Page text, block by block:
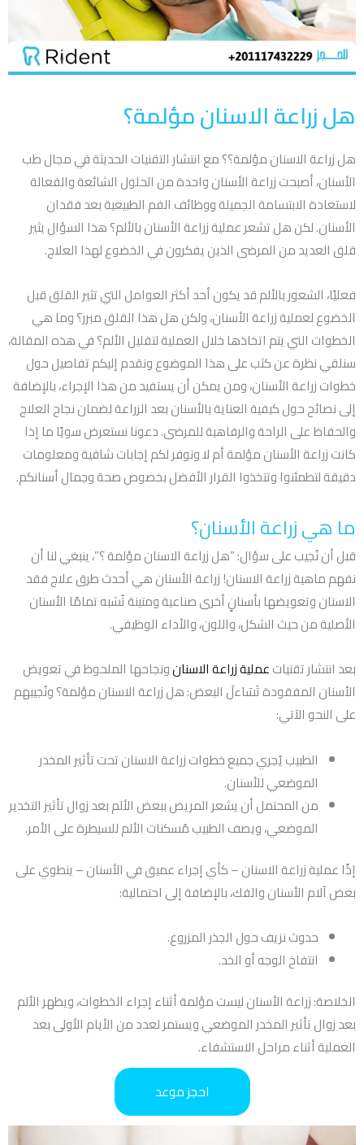
هل زراعة الاسنان مؤلمة؟
هل زراعة الاسنان مؤلمة؟؟ مع انتشار التقنيات الحديثة في مجال طب
الأسنان، أصبحت زراعة الأسنان واحدة من الحلول الشائعة والفعالة
لاستعادة الابتسامة الجميلة ووظائف الفم الطبيعية بعد فقدان
الأسنان. لكن هل تشعر عملية زراعة الأسنان بالألم؟ هذا السؤال يثير
قلق العديد من المرضى الذين يفكرون في الخضوع لهذا العلاج.
فعليًا، الشعور بالألم قد يكون أحد أكثر العوامل التي تثير القلق قبل
الخضوع لعملية زراعة الأسنان، ولكن هل هذا القلق مبرر؟ وما هي
الخطوات التي يتم اتخاذها خلال العملية لتقليل الألم؟ في هذه المقالة،
سنلقي نظرة عن كثب على هذا الموضوع ونقدم إليكم تفاصيل حول
خطوات زراعة الأسنان، ومن يمكن أن يستفيد من هذا الإجراء، بالإضافة
إلى نصائح حول كيفية العناية بالأسنان بعد الزراعة لضمان نجاح العلاج
والحفاظ على الراحة والرفاهية للمرضى. دعونا نستعرض سويًا ما إذا
كانت زراعة الأسنان مؤلمة أم لا ونوفر لكم إجابات شافية ومعلومات
دقيقة لتطمئنوا وتتخذوا القرار الأفضل بخصوص صحة وجمال أسنانكم.
ما هي زراعة الأسنان؟
قبل أن نُجيب على سؤال: ”هل زراعة الاسنان مؤلمة ؟”، ينبغي لنا أن
نفهم ماهية زراعة الاسنان! زراعة الأسنان هي أحدث طرق علاج فقد
الاسنان وتعويضها بأسنانٍ أخرى صناعية ومتينة تُشبه تمامًا الأسنان
الأصلية من حيث الشكل، واللون، والأداء الوظيفي.
بعد انتشار تقنياتعملية زراعة الاسنانونجاحها الملحوظ في تعويض
الأسنان المفقودة تَسَاءلَ البعض: هل زراعة الاسنان مؤلمة؟ ونُجيبهم
على النحو الآتي:
الطبيب يُجري جميع خطوات زراعة الاسنان تحت تأثير المخدر
الموضعي للأسنان.
من المحتمل أن يشعر المريض ببعض الألم بعد زوال تأثير التخدير
الموضعي، ويصف الطبيب مُسكنات الألم للسيطرة على الأمر.
إذًا عملية زراعة الاسنان – كأي إجراء عميق في الأسنان – ينطوي على
بعض آلام الأسنان والفك، بالإضافة إلى احتمالية:
حدوث نزيف حول الجذر المزروع.
انتفاخ الوجه أو الخد.
الخلاصة: زراعة الأسنان ليست مؤلمة أثناء إجراء الخطوات، ويظهر الألم
بعد زوال تأثير المخدر الموضعي ويستمر لعدد من الأيام الأولى بعد
العملية أثناء مراحل الاستشفاء.
احجز موعد